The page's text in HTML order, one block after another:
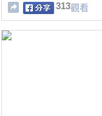
313觀看